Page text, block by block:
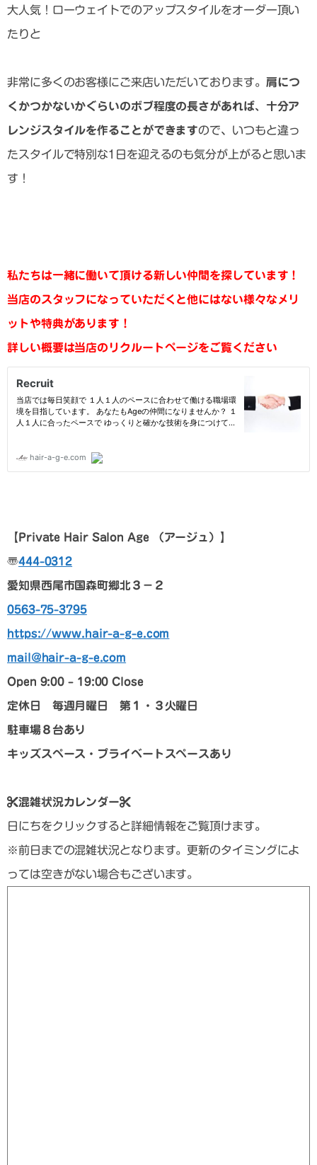
大人気！ローウェイトでのアップスタイルをオーダー頂い
たりと
非常に多くのお客様にご来店いただいております。 肩につ
くかつかないかぐらいのボブ程度の長さがあれば、十分ア
レンジスタイルを作ることができますので、いつもと違っ
たスタイルで特別な1日を迎えるのも気分が上がると思いま
す！
私たちは一緒に働いて頂ける新しい仲間を探しています！
当店のスタッフになっていただくと他にはない様々なメリ
ットや特典があります！
詳しい概要は当店のリクルートページをご覧ください
【Private Hair Salon Age （アージュ） 】
〠444-0312
愛知県西尾市国森町郷北３－２
0563-75-3795
https://www.hair-a-g-e.com
mail@hair-a-g-e.com
Open 9:00 – 19:00 Close
定休日 毎週月曜日 第１・３火曜日
駐車場８台あり
キッズスペース・プライベートスペースあり
混雑状況カレンダー
日にちをクリックすると詳細情報をご覧頂けます。
※前日までの混雑状況となります。更新のタイミングによ
っては空きがない場合もございます。